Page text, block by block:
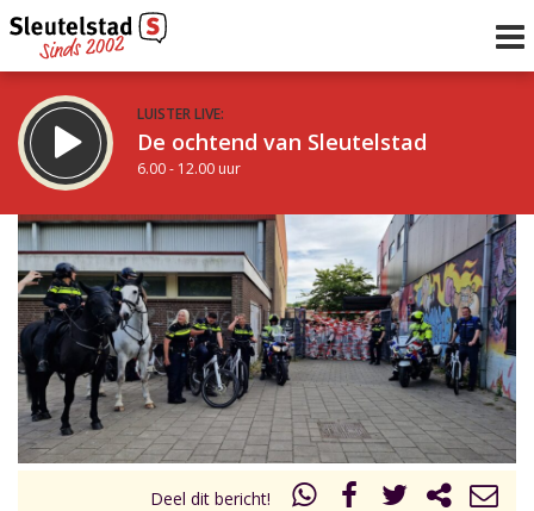
LUISTER LIVE:
De ochtend van Sleutelstad
6.00 - 12.00 uur
STRAKS:
De middag van Sleutelstad
12.00 - 17.00 uur
Vorig uur
uur 1 van 0 Volgend uur
Inklappen
Deel dit bericht!